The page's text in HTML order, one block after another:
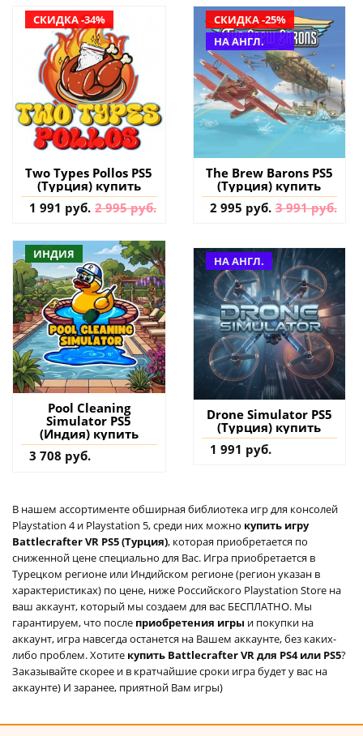
СКИДКА -34%
Two Types Pollos PS5
(Турция) купить
1 991 руб. 2 995 руб.
СКИДКА -25%
НА АНГЛ.
The Brew Barons PS5
(Турция) купить
2 995 руб. 3 991 руб.
ИНДИЯ
Pool Cleaning
Simulator PS5
(Индия) купить
3 708 руб.
НА АНГЛ.
Drone Simulator PS5
(Турция) купить
1 991 руб.
В нашем ассортименте обширная библиотека игр для консолей
Playstation 4 и Playstation 5, среди них можно купить игру
Battlecrafter VR PS5 (Турция), которая приобретается по
сниженной цене специально для Вас. Игра приобретается в
Турецком регионе или Индийском регионе (регион указан в
характеристиках) по цене, ниже Российского Playstation Store на
ваш аккаунт, который мы создаем для вас БЕСПЛАТНО. Мы
гарантируем, что после приобретения игры и покупки на
аккаунт, игра навсегда останется на Вашем аккаунте, без каких-
либо проблем. Хотите купить Battlecrafter VR для PS4 или PS5?
Заказывайте скорее и в кратчайшие сроки игра будет у вас на
аккаунте) И заранее, приятной Вам игры)